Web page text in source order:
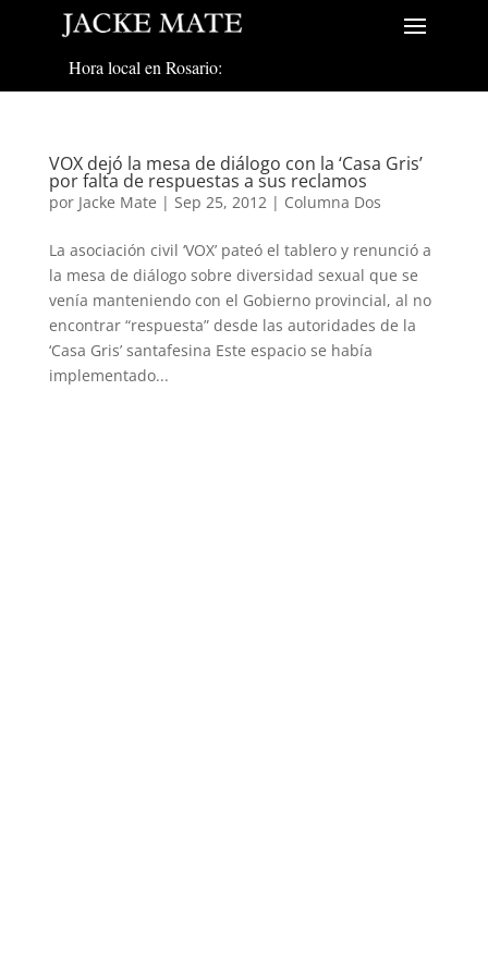
Hora local en Rosario:
VOX dejó la mesa de diálogo con la ‘Casa Gris’
por falta de respuestas a sus reclamos
por Jacke Mate | Sep 25, 2012 | Columna Dos
La asociación civil ‘VOX’ pateó el tablero y renunció a
la mesa de diálogo sobre diversidad sexual que se
venía manteniendo con el Gobierno provincial, al no
encontrar “respuesta” desde las autoridades de la
‘Casa Gris’ santafesina Este espacio se había
implementado...